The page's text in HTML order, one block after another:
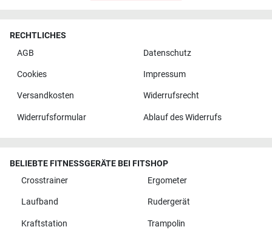
RECHTLICHES
AGB
Datenschutz
Cookies Impressum
Versandkosten Widerrufsrecht
Widerrufsformular Ablauf des Widerrufs
BELIEBTE FITNESSGERÄTE BEI FITSHOP
Crosstrainer
Ergometer
Laufband Rudergerät
Kraftstation Trampolin